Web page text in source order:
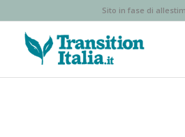
Sito in fase di